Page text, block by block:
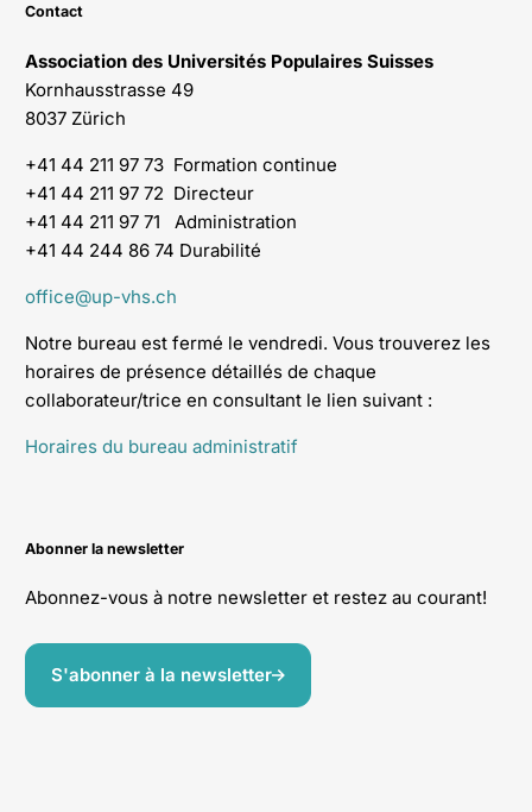
Contact
Association des Universités Populaires Suisses
Kornhausstrasse 49
8037 Zürich
+41 44 211 97 73 Formation continue
+41 44 211 97 72 Directeur
+41 44 211 97 71 Administration
+41 44 244 86 74 Durabilité
office@up-vhs.ch
Notre bureau est fermé le vendredi. Vous trouverez les
horaires de présence détaillés de chaque
collaborateur/trice en consultant le lien suivant :
Horaires du bureau administratif
Abonner la newsletter
Abonnez-vous à notre newsletter et restez au courant!
S'abonner à la newsletter